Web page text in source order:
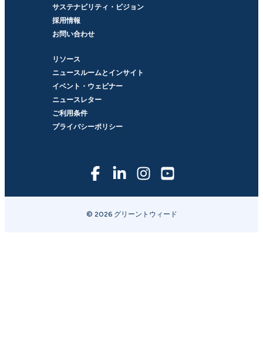
サステナビリティ・ビジョン
採用情報
お問い合わせ
リソース
ニュースルームとインサイト
イベント・ウェビナー
ニュースレター
ご利用条件
プライバシーポリシー
© 2026 グリーントウィード